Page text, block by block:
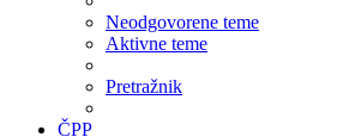
Neodgovorene teme
Aktivne teme
Pretražnik
ČPP